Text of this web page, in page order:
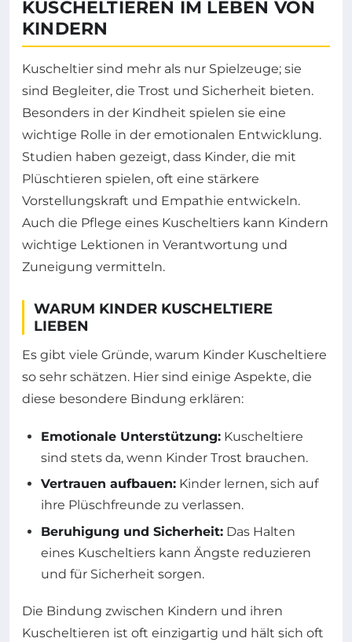
KUSCHELTIEREN IM LEBEN VON
KINDERN
Kuscheltier sind mehr als nur Spielzeuge; sie
sind Begleiter, die Trost und Sicherheit bieten.
Besonders in der Kindheit spielen sie eine
wichtige Rolle in der emotionalen Entwicklung.
Studien haben gezeigt, dass Kinder, die mit
Plüschtieren spielen, oft eine stärkere
Vorstellungskraft und Empathie entwickeln.
Auch die Pflege eines Kuscheltiers kann Kindern
wichtige Lektionen in Verantwortung und
Zuneigung vermitteln.
WARUM KINDER KUSCHELTIERE
LIEBEN
Es gibt viele Gründe, warum Kinder Kuscheltiere
so sehr schätzen. Hier sind einige Aspekte, die
diese besondere Bindung erklären:
Emotionale Unterstützung: Kuscheltiere
sind stets da, wenn Kinder Trost brauchen.
Vertrauen aufbauen: Kinder lernen, sich auf
ihre Plüschfreunde zu verlassen.
Beruhigung und Sicherheit: Das Halten
eines Kuscheltiers kann Ängste reduzieren
und für Sicherheit sorgen.
Die Bindung zwischen Kindern und ihren
Kuscheltieren ist oft einzigartig und hält sich oft